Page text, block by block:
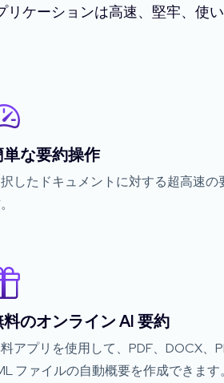
リケーションは高速、堅牢、使
単な要約操作
したドキュメントに対する超高速の
料のオンライン AI 要約
アプリを使用して、PDF、DOCX、
ファイルの自動概要を作成できます。